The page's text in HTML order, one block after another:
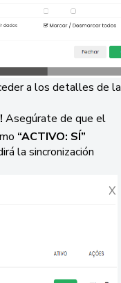
a los detalles de la
Asegúrate de que el
“ACTIVO: SÍ”
la sincronización